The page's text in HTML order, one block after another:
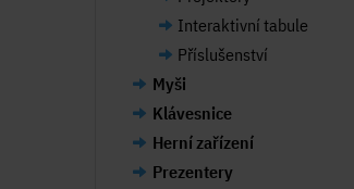
Interaktivní tabule
Příslušenství
Myši
Klávesnice
Herní zařízení
Prezentery